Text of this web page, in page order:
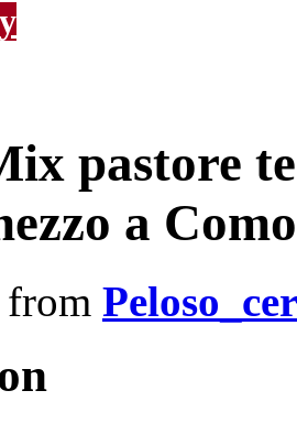
pastore
a Como
from